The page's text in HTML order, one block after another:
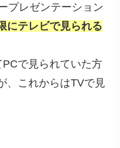
プレゼンテーション
にテレビで見られる
で見られていた方
、これからはTVで見